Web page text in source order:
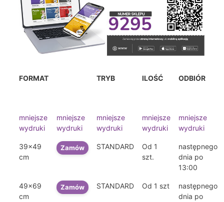
FORMAT TRYB ILOŚĆ ODBIÓR
mniejsze
wydruki
mniejsze
wydruki
mniejsze
wydruki
mniejsze
wydruki
mniejsze
wydruki
39x49
cm
Zamów STANDARD
Od 1
szt.
następnego
dnia po
13:00
49x69
cm
Zamów STANDARD Od 1 szt
następnego
dnia po